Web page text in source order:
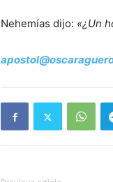
Nehemías dijo: «¿Un